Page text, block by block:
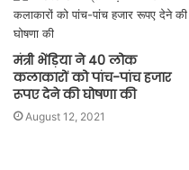
मंत्री भेंड़िया ने 40 लोक
कलाकारों को पांच-पांच हजार
रूपए देने की घोषणा की
August 12, 2021